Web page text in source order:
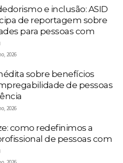
e inclusão: ASID
de reportagem sobre
para pessoas com
2026
sobre benefícios
de pessoas
2026
como redefinimos a
de pessoas com